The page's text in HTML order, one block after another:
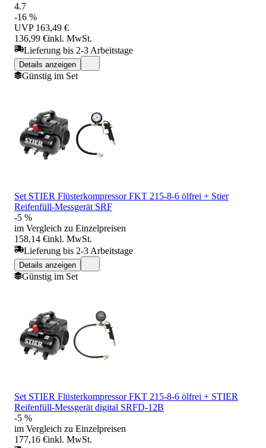
4.7
-16 %
UVP 163,49 €
136,99 €inkl. MwSt.
Lieferung bis 2-3 Arbeitstage
Details anzeigen
Günstig im Set
Set STIER Flüsterkompressor FKT 215-8-6 ölfrei + Stier
Reifenfüll-Messgerät SRF
-5 %
im Vergleich zu Einzelpreisen
158,14 €inkl. MwSt.
Lieferung bis 2-3 Arbeitstage
Details anzeigen
Günstig im Set
Set STIER Flüsterkompressor FKT 215-8-6 ölfrei + STIER
Reifenfüll-Messgerät digital SRFD-12B
-5 %
im Vergleich zu Einzelpreisen
177,16 €inkl. MwSt.